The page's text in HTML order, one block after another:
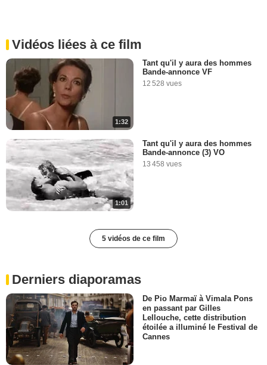
Vidéos liées à ce film
1:32
Tant qu'il y aura des hommes
Bande-annonce VF
12 528 vues
1:01
Tant qu'il y aura des hommes
Bande-annonce (3) VO
13 458 vues
5 vidéos de ce film
Derniers diaporamas
De Pio Marmaï à Vimala Pons
en passant par Gilles
Lellouche, cette distribution
étoilée a illuminé le Festival de
Cannes